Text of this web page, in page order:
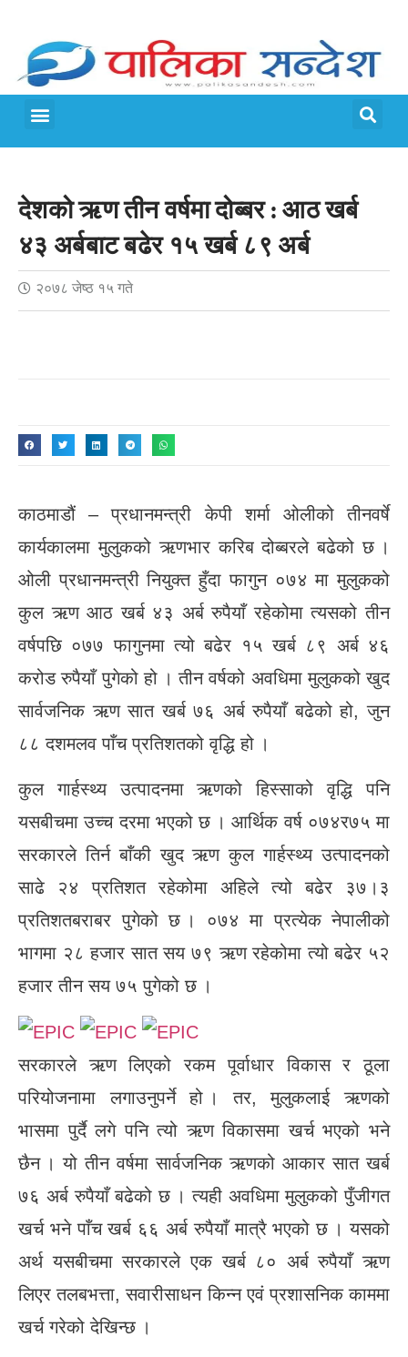
देशको ऋण तीन वर्षमा दोब्बर : आठ खर्ब
४३ अर्बबाट बढेर १५ खर्ब ८९ अर्ब
२०७८ जेष्ठ १५ गते
काठमाडौं – प्रधानमन्त्री केपी शर्मा ओलीको तीनवर्षे
कार्यकालमा मुलुकको ऋणभार करिब दोब्बरले बढेको छ ।
ओली प्रधानमन्त्री नियुक्त हुँदा फागुन ०७४ मा मुलुकको
कुल ऋण आठ खर्ब ४३ अर्ब रुपैयाँ रहेकोमा त्यसको तीन
वर्षपछि ०७७ फागुनमा त्यो बढेर १५ खर्ब ८९ अर्ब ४६
करोड रुपैयाँ पुगेको हो । तीन वर्षको अवधिमा मुलुकको खुद
सार्वजनिक ऋण सात खर्ब ७६ अर्ब रुपैयाँ बढेको हो, जुन
८८ दशमलव पाँच प्रतिशतको वृद्धि हो ।
कुल गार्हस्थ्य उत्पादनमा ऋणको हिस्साको वृद्धि पनि
यसबीचमा उच्च दरमा भएको छ । आर्थिक वर्ष ०७४र७५ मा
सरकारले तिर्न बाँकी खुद ऋण कुल गार्हस्थ्य उत्पादनको
साढे २४ प्रतिशत रहेकोमा अहिले त्यो बढेर ३७।३
प्रतिशतबराबर पुगेको छ । ०७४ मा प्रत्येक नेपालीको
भागमा २८ हजार सात सय ७९ ऋण रहेकोमा त्यो बढेर ५२
हजार तीन सय ७५ पुगेको छ ।
सरकारले ऋण लिएको रकम पूर्वाधार विकास र ठूला
परियोजनामा लगाउनुपर्ने हो । तर, मुलुकलाई ऋणको
भासमा पुर्दै लगे पनि त्यो ऋण विकासमा खर्च भएको भने
छैन । यो तीन वर्षमा सार्वजनिक ऋणको आकार सात खर्ब
७६ अर्ब रुपैयाँ बढेको छ । त्यही अवधिमा मुलुकको पुँजीगत
खर्च भने पाँच खर्ब ६६ अर्ब रुपैयाँ मात्रै भएको छ । यसको
अर्थ यसबीचमा सरकारले एक खर्ब ८० अर्ब रुपैयाँ ऋण
लिएर तलबभत्ता, सवारीसाधन किन्न एवं प्रशासनिक काममा
खर्च गरेको देखिन्छ ।